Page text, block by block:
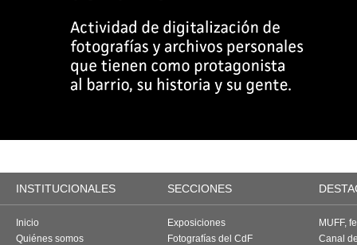
INSTITUCIONALES SECCIONES
Inicio
Quiénes somos
Exposiciones
Fotografías del CdF
MUFF,
Canal